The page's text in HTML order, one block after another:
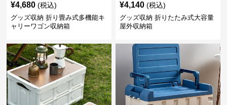
¥4,680 (税込)
グッズ収納 折り畳み式多機能キ
ャリーワゴン収納箱
¥4,140 (税込)
グッズ収納 折りたたみ式大容量
屋外収納箱